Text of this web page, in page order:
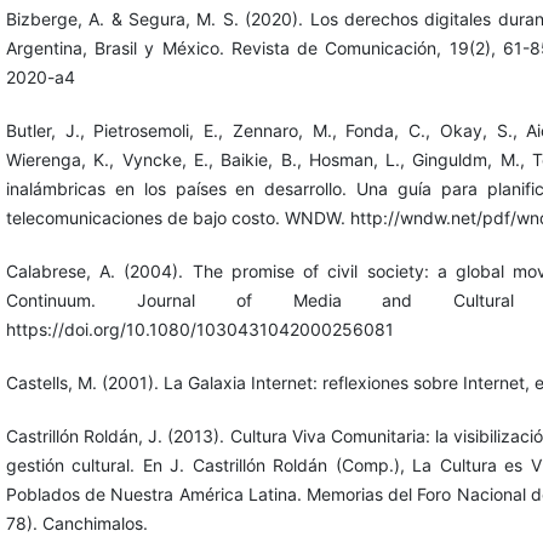
Bizberge, A. & Segura, M. S. (2020). Los derechos digitales
Argentina, Brasil y México. Revista de Comunicación, 19(2), 61-
2020-a4
Butler, J., Pietrosemoli, E., Zennaro, M., Fonda, C., Okay, S.,
Wierenga, K., Vyncke, E., Baikie, B., Hosman, L., Ginguldm, M.,
inalámbricas en los países en desarrollo. Una guía para
telecomunicaciones de bajo costo. WNDW. http://wndw.net/pdf/
Calabrese, A. (2004). The promise of civil society: a global
Continuum. Journal of Media and Cultural
https://doi.org/10.1080/1030431042000256081
Castells, M. (2001). La Galaxia Internet: reflexiones sobre Internet,
Castrillón Roldán, J. (2013). Cultura Viva Comunitaria: la
gestión cultural. En J. Castrillón Roldán (Comp.), La Cultura es
Poblados de Nuestra América Latina. Memorias del Foro Nacional
78). Canchimalos.